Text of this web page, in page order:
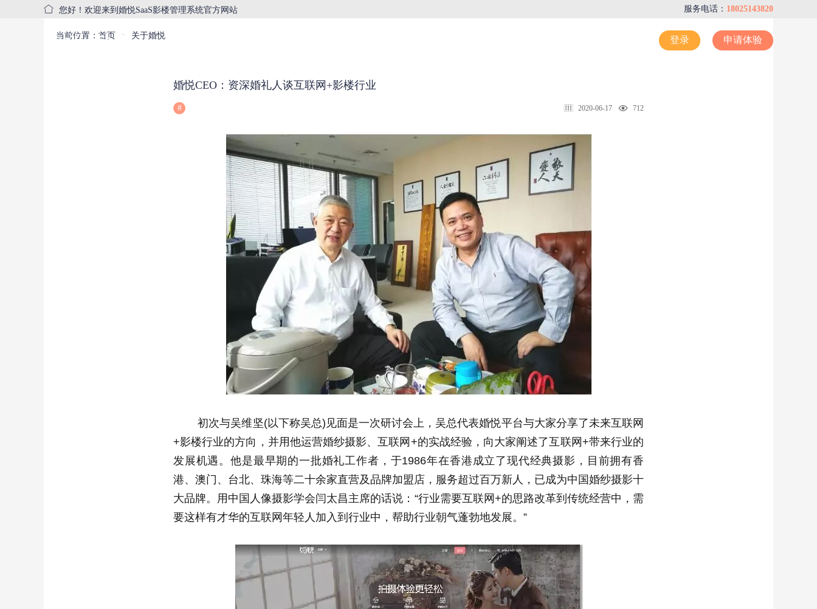
您好！欢迎来到婚悦SaaS影楼管理系统官方网站 服务电话： 18025143820
登录 申请体验
当前位置： 首页 关于婚悦
婚悦CEO：资深婚礼人谈互联网+影楼行业
# 2020-06-17 712
初次与吴维坚(以下称吴总)见面是一次研讨会上，吴总代表婚悦平台与大家分享了未来互联网
+影楼行业的方向，并用他运营婚纱摄影、互联网+的实战经验，向大家阐述了互联网+带来行业的
发展机遇。他是最早期的一批婚礼工作者，于1986年在香港成立了现代经典摄影，目前拥有香
港、澳门、台北、珠海等二十余家直营及品牌加盟店，服务超过百万新人，已成为中国婚纱摄影十
大品牌。用中国人像摄影学会闫太昌主席的话说：“行业需要互联网+的思路改革到传统经营中，需
要这样有才华的互联网年轻人加入到行业中，帮助行业朝气蓬勃地发展。”